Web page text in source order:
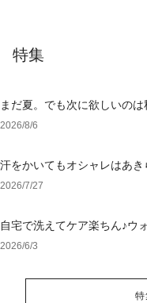
特集
まだ夏。でも次に欲しいの
2026/8/6
汗をかいてもオシャレはあ
アウトレットで
2026/7/27
自宅で洗えてケア楽ちん♪ウ
2026/6/3